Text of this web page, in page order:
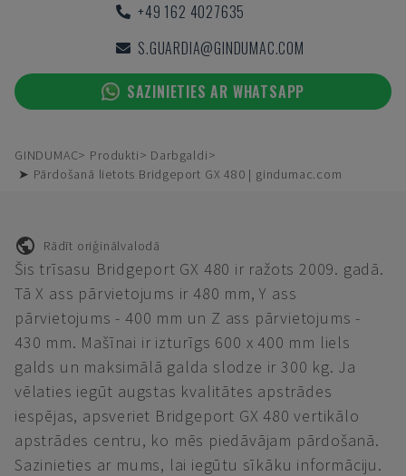
+49 162 4027635
S.GUARDIA@GINDUMAC.COM
SAZINIETIES AR WHATSAPP
GINDUMAC Produkti
Darbgaldi
➤ Pārdošanā lietots Bridgeport GX 480 | gindumac.com
Rādīt oriģinālvalodā
Šis trīsasu Bridgeport GX 480 ir ražots 2009. gadā.
Tā X ass pārvietojums ir 480 mm, Y ass
pārvietojums - 400 mm un Z ass pārvietojums -
430 mm. Mašīnai ir izturīgs 600 x 400 mm liels
galds un maksimālā galda slodze ir 300 kg. Ja
vēlaties iegūt augstas kvalitātes apstrādes
iespējas, apsveriet Bridgeport GX 480 vertikālo
apstrādes centru, ko mēs piedāvājam pārdošanā.
Sazinieties ar mums, lai iegūtu sīkāku informāciju.